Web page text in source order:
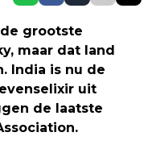
de grootste
maar dat land
India is nu de
uit
de laatste